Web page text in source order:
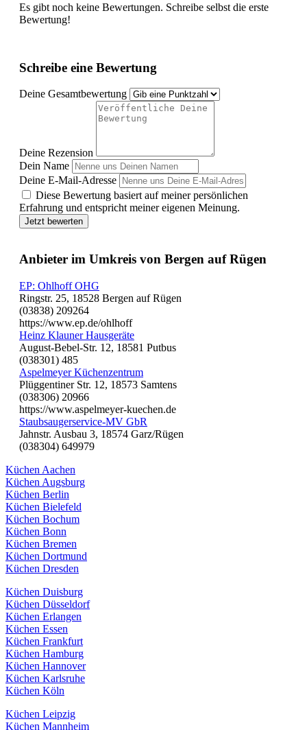
Es gibt noch keine Bewertungen. Schreibe selbst die erste
Bewertung!
Schreibe eine Bewertung
Deine Gesamtbewertung
Deine Rezension
Dein Name
Deine E-Mail-Adresse
Diese Bewertung basiert auf meiner persönlichen
Erfahrung und entspricht meiner eigenen Meinung.
Jetzt bewerten
Anbieter im Umkreis von Bergen auf Rügen
EP: Ohlhoff OHG
Ringstr. 25, 18528 Bergen auf Rügen
(03838) 209264
https://www.ep.de/ohlhoff
Heinz Klauner Hausgeräte
August-Bebel-Str. 12, 18581 Putbus
(038301) 485
Aspelmeyer Küchenzentrum
Plüggentiner Str. 12, 18573 Samtens
(038306) 20966
https://www.aspelmeyer-kuechen.de
Staubsaugerservice-MV GbR
Jahnstr. Ausbau 3, 18574 Garz/Rügen
(038304) 649979
Küchen Aachen
Küchen Augsburg
Küchen Berlin
Küchen Bielefeld
Küchen Bochum
Küchen Bonn
Küchen Bremen
Küchen Dortmund
Küchen Dresden
Küchen Duisburg
Küchen Düsseldorf
Küchen Erlangen
Küchen Essen
Küchen Frankfurt
Küchen Hamburg
Küchen Hannover
Küchen Karlsruhe
Küchen Köln
Küchen Leipzig
Küchen Mannheim